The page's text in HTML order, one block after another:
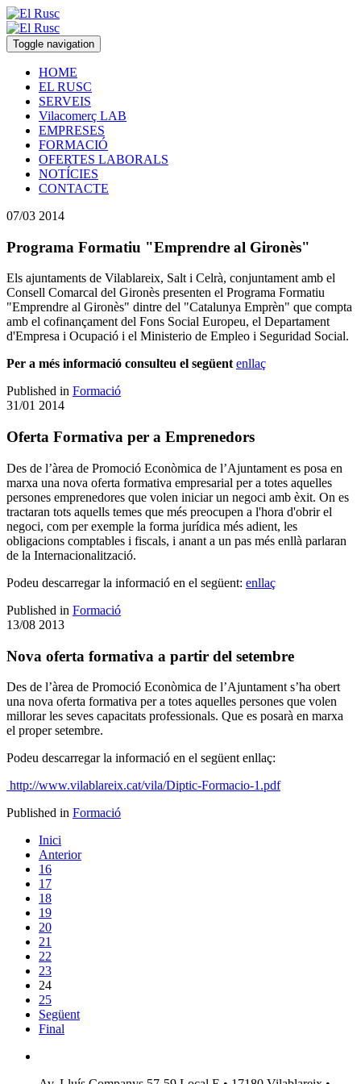
Toggle navigation
HOME
EL RUSC
SERVEIS
Vilacomerç LAB
EMPRESES
FORMACIÓ
OFERTES LABORALS
NOTÍCIES
CONTACTE
07/03 2014
Programa Formatiu "Emprendre al Gironès"
Els ajuntaments de Vilablareix, Salt i Celrà, conjuntament amb el
Consell Comarcal del Gironès presenten el Programa Formatiu
"Emprendre al Gironès" dintre del "Catalunya Emprèn" que compta
amb el cofinançament del Fons Social Europeu, el Departament
d'Empresa i Ocupació i el Ministerio de Empleo i Seguridad Social.
Per a més informació consulteu el següent enllaç
Published in Formació
31/01 2014
Oferta Formativa per a Emprenedors
Des de l’àrea de Promoció Econòmica de l’Ajuntament es posa en
marxa una nova oferta formativa empresarial per a totes aquelles
persones emprenedores que volen iniciar un negoci amb èxit. On es
tractaran tots aquells temes que més preocupen a l'hora d'obrir el
negoci, com per exemple la forma jurídica més adient, les
obligacions comptables i fiscals, i anant a un pas més enllà parlaran
de la Internacionalització.
Podeu descarregar la informació en el següent: enllaç
Published in Formació
13/08 2013
Nova oferta formativa a partir del setembre
Des de l’àrea de Promoció Econòmica de l’Ajuntament s’ha obert
una nova oferta formativa per a totes aquelles persones que volen
millorar les seves capacitats professionals. Que es posarà en marxa
el proper setembre.
Podeu descarregar la informació en el següent enllaç:
http://www.vilablareix.cat/vila/Diptic-Formacio-1.pdf
Published in Formació
Inici
Anterior
16
17
18
19
20
21
22
23
24
25
Següent
Final